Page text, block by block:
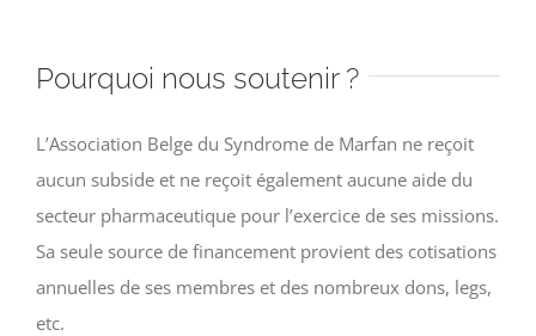
Pourquoi nous soutenir ?
L’Association Belge du Syndrome de Marfan ne reçoit
aucun subside et ne reçoit également aucune aide du
secteur pharmaceutique pour l’exercice de ses missions.
Sa seule source de financement provient des cotisations
annuelles de ses membres et des nombreux dons, legs,
etc.